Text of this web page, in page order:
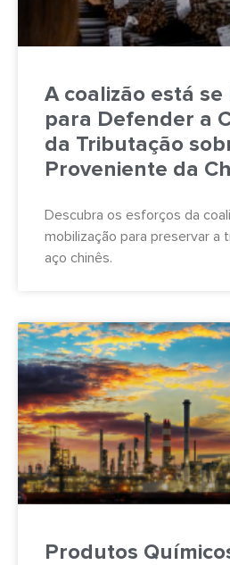
A coalizão está
para Defender a
da Tributação
Proveniente da
Descubra os esforços da
mobilização para preservar a
aço chinês.
Produtos